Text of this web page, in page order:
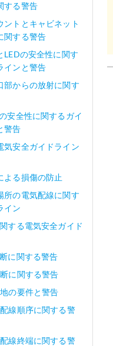
する警告
ントとキャビネット
関する警告
LEDの安全性に関す
インと警告
部からの放射に関す
安全性に関するガイ
警告
気安全ガイドライン
よる損傷の防止
所の電気配線に関す
イン
する電気安全ガイド
に関する警告
に関する警告
の要件と警告
線順序に関する警
線終端に関する警